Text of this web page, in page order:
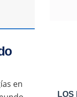
en
LOS